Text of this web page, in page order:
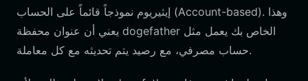
إيثيريوم نموذجاً قائماً على الحساب (Account-based). وهذا
يعني أن عنوان محفظة dogefather الخاص بك يعمل مثل
حساب مصرفي، مع رصيد يتم تحديثه مع كل معاملة.